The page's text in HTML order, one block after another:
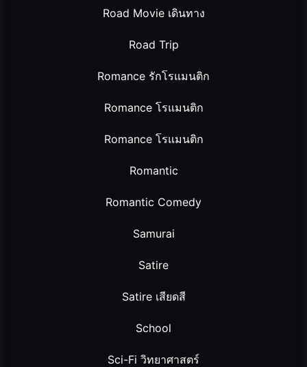
Road Movie เดินทาง
Road Trip
Romance รักโรแมนติก
Romance โรแมนติก
Romance โรแมนติก
Romantic
Romantic Comedy
Samurai
Satire
Satire เสียดสี
School
Sci-Fi วิทยาศาสตร์